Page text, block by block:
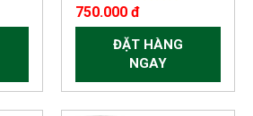
750.000 đ
ĐẶT HÀNG
NGAY